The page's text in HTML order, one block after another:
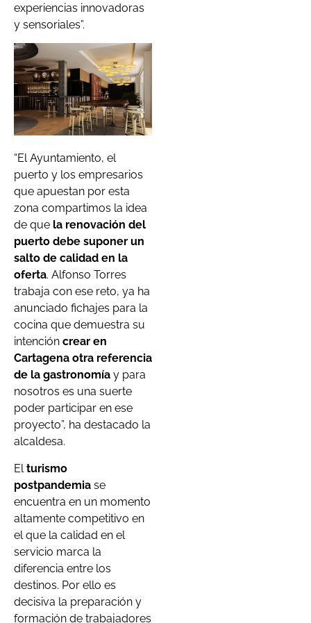
experiencias innovadoras
y sensoriales”.
“El Ayuntamiento, el
puerto y los empresarios
que apuestan por esta
zona compartimos la idea
de que la renovación del
puerto debe suponer un
salto de calidad en la
oferta. Alfonso Torres
trabaja con ese reto, ya ha
anunciado fichajes para la
cocina que demuestra su
intención crear en
Cartagena otra referencia
de la gastronomía y para
nosotros es una suerte
poder participar en ese
proyecto”, ha destacado la
alcaldesa.
Elturismo
postpandemia se
encuentra en un momento
altamente competitivo en
el que la calidad en el
servicio marca la
diferencia entre los
destinos. Por ello es
decisiva la preparación y
formación de trabajadores